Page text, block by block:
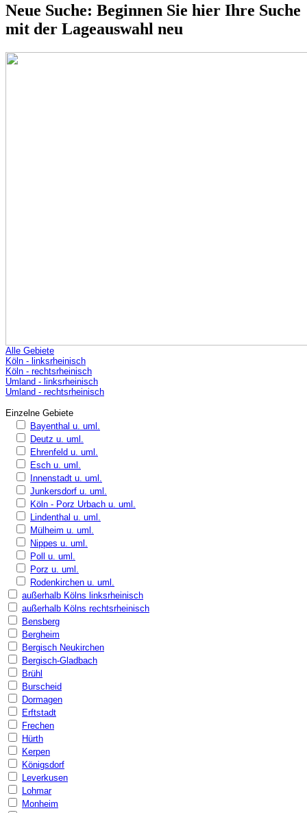
Neue Suche: Beginnen Sie hier Ihre Suche
mit der Lageauswahl neu
Alle Gebiete
Köln - linksrheinisch
Köln - rechtsrheinisch
Umland - linksrheinisch
Umland - rechtsrheinisch
Einzelne Gebiete
Bayenthal u. uml.
Deutz u. uml.
Ehrenfeld u. uml.
Esch u. uml.
Innenstadt u. uml.
Junkersdorf u. uml.
Köln - Porz Urbach u. uml.
Lindenthal u. uml.
Mülheim u. uml.
Nippes u. uml.
Poll u. uml.
Porz u. uml.
Rodenkirchen u. uml.
außerhalb Kölns linksrheinisch
außerhalb Kölns rechtsrheinisch
Bensberg
Bergheim
Bergisch Neukirchen
Bergisch-Gladbach
Brühl
Burscheid
Dormagen
Erftstadt
Frechen
Hürth
Kerpen
Königsdorf
Leverkusen
Lohmar
Monheim